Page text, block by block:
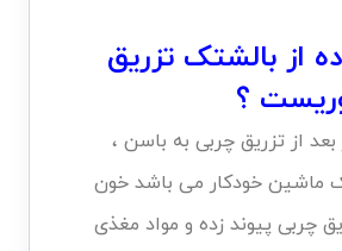
از بالشتک تزریق
؟
بعد از تزریق چربی به باسن ،
ماشین خودکار می باشد خون
چربی پیوند زده و مواد مغذی